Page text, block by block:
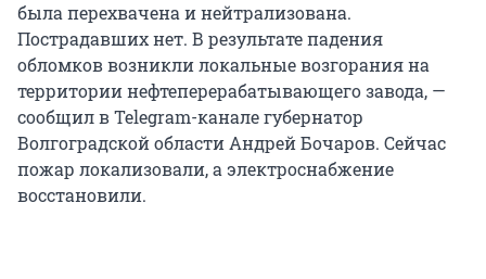
была перехвачена и нейтрализована.
Пострадавших нет. В результате падения
обломков возникли локальные возгорания на
территории нефтеперерабатывающего завода, —
сообщил в Telegram-канале губернатор
Волгоградской области Андрей Бочаров. Сейчас
пожар локализовали, а электроснабжение
восстановили.